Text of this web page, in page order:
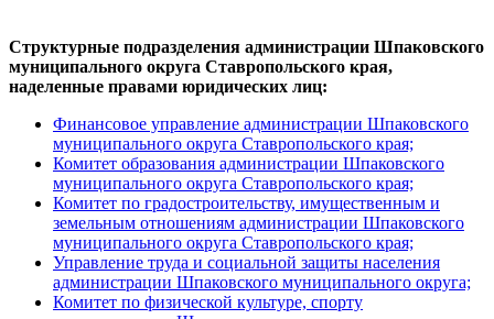
Структурные подразделения администрации Шпаковского
муниципального округа Ставропольского края,
наделенные правами юридических лиц:
Финансовое управление администрации Шпаковского
муниципального округа Ставропольского края;
Комитет образования администрации Шпаковского
муниципального округа Ставропольского края;
Комитет по градостроительству, имущественным и
земельным отношениям администрации Шпаковского
муниципального округа Ставропольского края;
Управление труда и социальной защиты населения
администрации Шпаковского муниципального округа;
Комитет по физической культуре, спорту